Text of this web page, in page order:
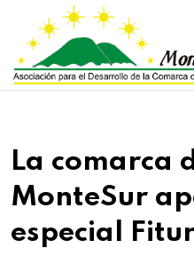
La comarca
MonteSur
especial